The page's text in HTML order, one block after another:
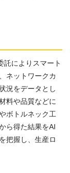
託によりスマート
ネットワークカ
況をデータとし
料や品質などに
ボトルネック工
ら得た結果をAI
把握し、生産ロ